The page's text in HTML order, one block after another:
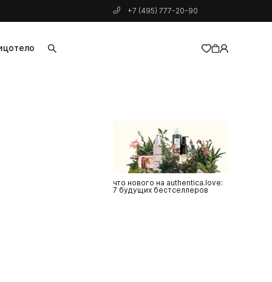
+7 (495) 777-20-90
тело
что нового на authentica.love:
7 будущих бестселлеров